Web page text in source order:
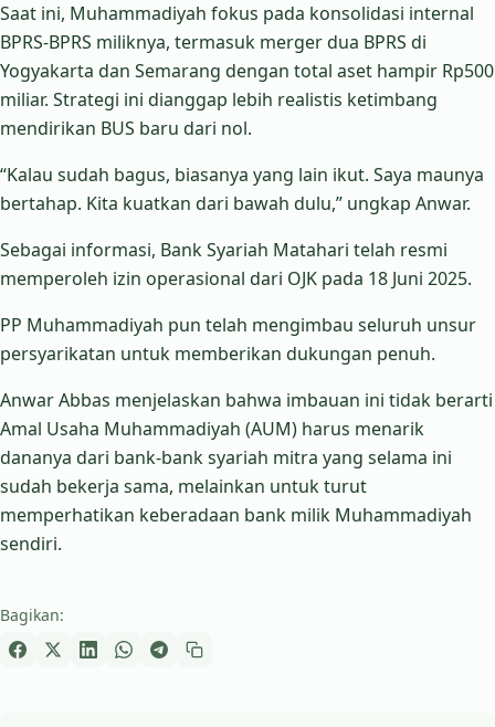
Saat ini, Muhammadiyah fokus pada konsolidasi internal
BPRS-BPRS miliknya, termasuk merger dua BPRS di
Yogyakarta dan Semarang dengan total aset hampir Rp500
miliar. Strategi ini dianggap lebih realistis ketimbang
mendirikan BUS baru dari nol.
“Kalau sudah bagus, biasanya yang lain ikut. Saya maunya
bertahap. Kita kuatkan dari bawah dulu,” ungkap Anwar.
Sebagai informasi, Bank Syariah Matahari telah resmi
memperoleh izin operasional dari OJK pada 18 Juni 2025.
PP Muhammadiyah pun telah mengimbau seluruh unsur
persyarikatan untuk memberikan dukungan penuh.
Anwar Abbas menjelaskan bahwa imbauan ini tidak berarti
Amal Usaha Muhammadiyah (AUM) harus menarik
dananya dari bank-bank syariah mitra yang selama ini
sudah bekerja sama, melainkan untuk turut
memperhatikan keberadaan bank milik Muhammadiyah
sendiri.
Bagikan: